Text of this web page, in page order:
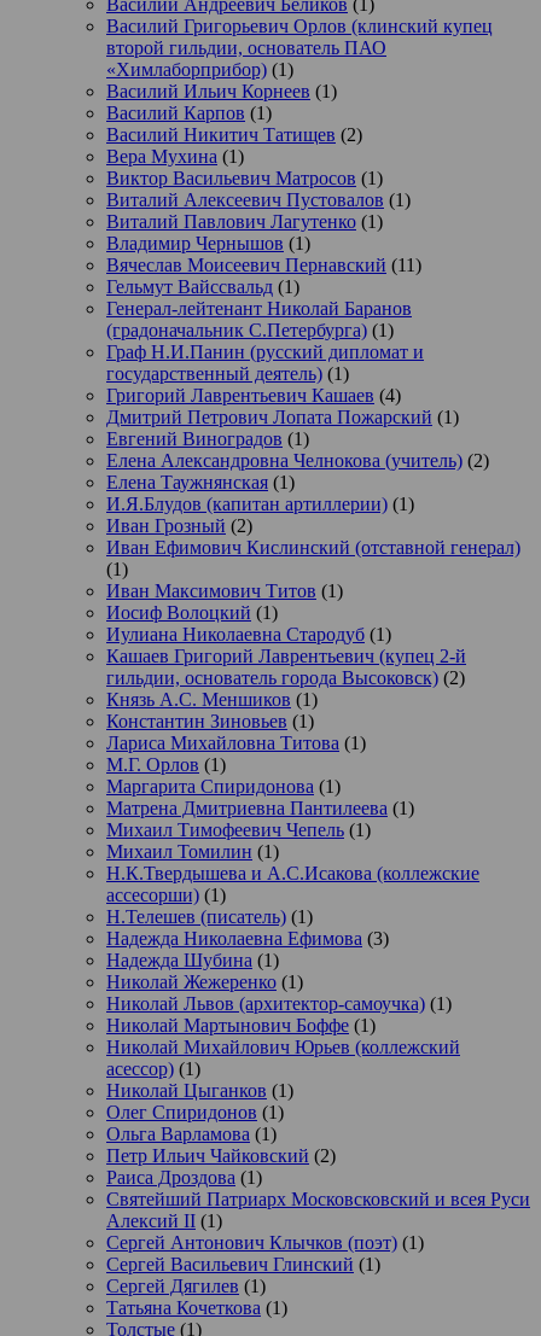
Василий Андреевич Беликов (1)
Василий Григорьевич Орлов (клинский купец
второй гильдии, основатель ПАО
«Химлаборприбор) (1)
Василий Ильич Корнеев (1)
Василий Карпов (1)
Василий Никитич Татищев (2)
Вера Мухина (1)
Виктор Васильевич Матросов (1)
Виталий Алексеевич Пустовалов (1)
Виталий Павлович Лагутенко (1)
Владимир Чернышов (1)
Вячеслав Моисеевич Пернавский (11)
Гельмут Вайссвальд (1)
Генерал-лейтенант Николай Баранов
(градоначальник С.Петербурга) (1)
Граф Н.И.Панин (русский дипломат и
государственный деятель) (1)
Григорий Лаврентьевич Кашаев (4)
Дмитрий Петрович Лопата Пожарский (1)
Евгений Виноградов (1)
Елена Александровна Челнокова (учитель) (2)
Елена Таужнянская (1)
И.Я.Блудов (капитан артиллерии) (1)
Иван Грозный (2)
Иван Ефимович Кислинский (отставной генерал)
(1)
Иван Максимович Титов (1)
Иосиф Волоцкий (1)
Иулиана Николаевна Стародуб (1)
Кашаев Григорий Лаврентьевич (купец 2-й
гильдии, основатель города Высоковск) (2)
Князь А.С. Меншиков (1)
Константин Зиновьев (1)
Лариса Михайловна Титова (1)
М.Г. Орлов (1)
Маргарита Спиридонова (1)
Матрена Дмитриевна Пантилеева (1)
Михаил Тимофеевич Чепель (1)
Михаил Томилин (1)
Н.К.Твердышева и А.С.Исакова (коллежские
ассесорши) (1)
Н.Телешев (писатель) (1)
Надежда Николаевна Ефимова (3)
Надежда Шубина (1)
Николай Жежеренко (1)
Николай Львов (архитектор-самоучка) (1)
Николай Мартынович Боффе (1)
Николай Михайлович Юрьев (коллежский
асессор) (1)
Николай Цыганков (1)
Олег Спиридонов (1)
Ольга Варламова (1)
Петр Ильич Чайковский (2)
Раиса Дроздова (1)
Святейший Патриарх Московсковский и всея Руси
Алексий II (1)
Сергей Антонович Клычков (поэт) (1)
Сергей Васильевич Глинский (1)
Сергей Дягилев (1)
Татьяна Кочеткова (1)
Толстые (1)